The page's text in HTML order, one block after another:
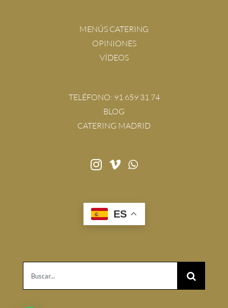
MENÚS CATERING
OPINIONES
VÍDEOS
TELÉFONO: 91 659 31 74
BLOG
CATERING MADRID
ES